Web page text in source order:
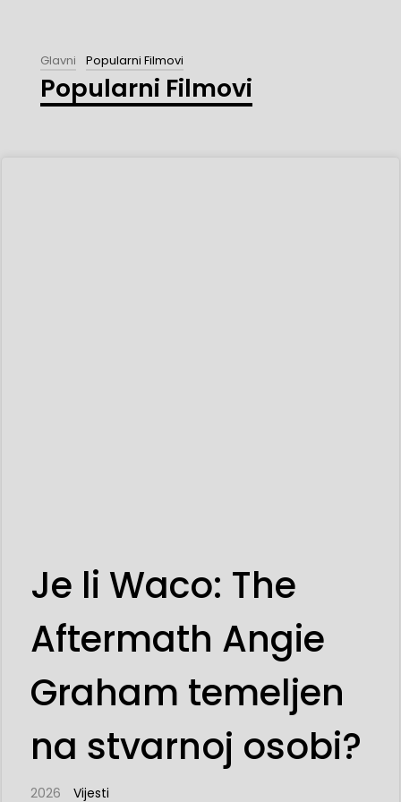
Glavni Popularni Filmovi
Popularni Filmovi
Je li Waco: The
Aftermath Angie
Graham temeljen
na stvarnoj osobi?
2026 Vijesti